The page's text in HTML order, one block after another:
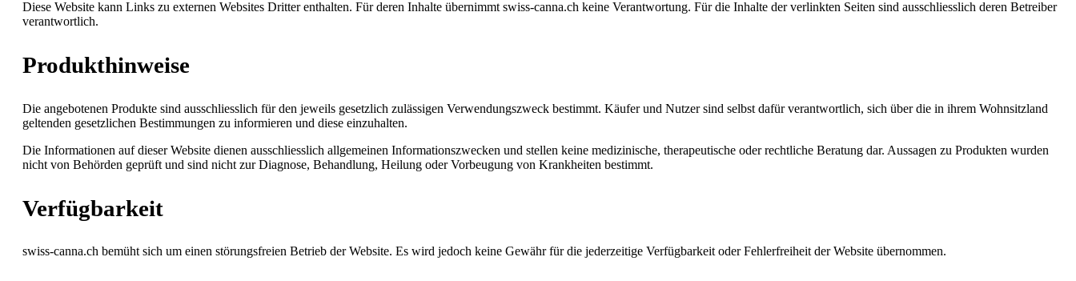
Diese Website kann Links zu externen Websites Dritter enthalten. Für deren Inhalte übernimmt swiss-canna.ch keine Verantwortung. Für die Inhalte der verlinkten Seiten sind ausschliesslich deren Betreiber
verantwortlich.
Produkthinweise
Die angebotenen Produkte sind ausschliesslich für den jeweils gesetzlich zulässigen Verwendungszweck bestimmt. Käufer und Nutzer sind selbst dafür verantwortlich, sich über die in ihrem Wohnsitzland
geltenden gesetzlichen Bestimmungen zu informieren und diese einzuhalten.
Die Informationen auf dieser Website dienen ausschliesslich allgemeinen Informationszwecken und stellen keine medizinische, therapeutische oder rechtliche Beratung dar. Aussagen zu Produkten wurden
nicht von Behörden geprüft und sind nicht zur Diagnose, Behandlung, Heilung oder Vorbeugung von Krankheiten bestimmt.
Verfügbarkeit
swiss-canna.ch bemüht sich um einen störungsfreien Betrieb der Website. Es wird jedoch keine Gewähr für die jederzeitige Verfügbarkeit oder Fehlerfreiheit der Website übernommen.